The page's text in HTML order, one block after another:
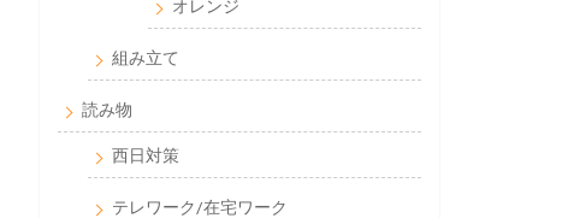
オレンジ
組み立て
読み物
西日対策
テレワーク/在宅ワーク